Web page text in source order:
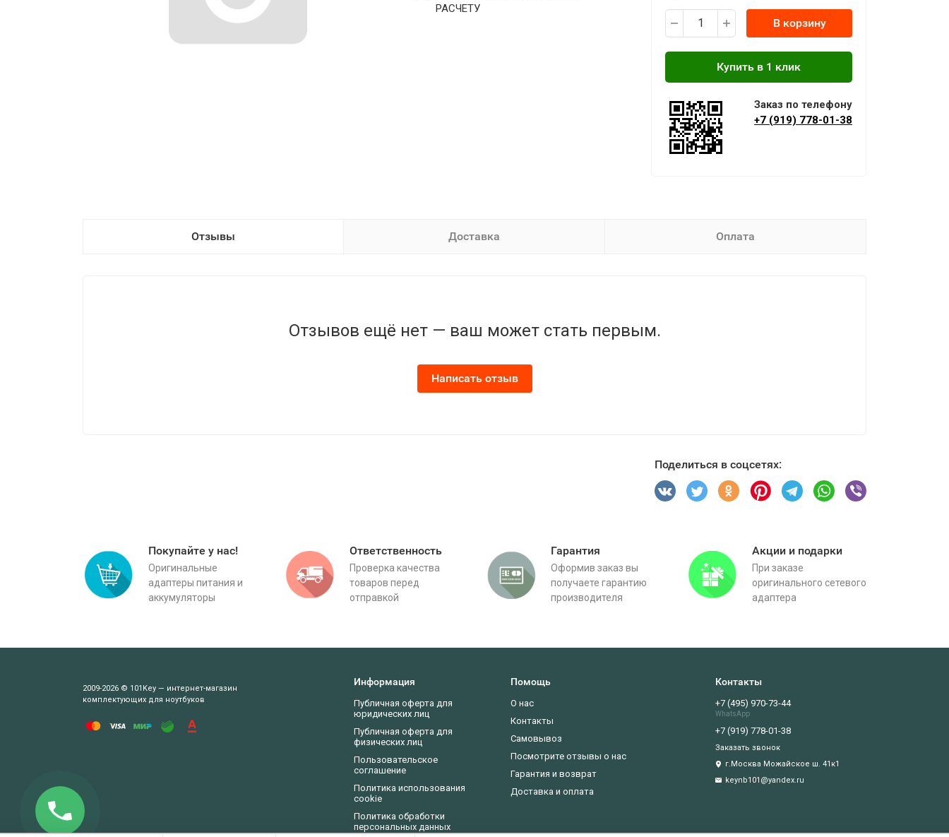
РАСЧЕТУ
В корзину
Заказ по телефону
+7 (919) 778-01-38
Отзывы Доставка Оплата
Отзывов ещё нет — ваш может стать первым.
Написать отзыв
Поделиться в соцсетях:
Покупайте у нас!
Оригинальные
адаптеры питания и
аккумуляторы
Ответственность
Проверка качества
товаров перед
отправкой
Гарантия
Оформив заказ вы
получаете гарантию
производителя
Акции и подарки
При заказе
оригинального сетевого
адаптера
2009-2026 © 101Key — интернет-магазин
комплектующих для ноутбуков
Информация
Публичная оферта для
юридических лиц
Публичная оферта для
физических лиц
Пользовательское
соглашение
Политика использования
cookie
Политика обработки
персональных данных
Помощь
О нас
Контакты
Самовывоз
Посмотрите отзывы о нас
Гарантия и возврат
Доставка и оплата
Контакты
+7 (495) 970-73-44
WhatsApp
+7 (919) 778-01-38
Заказать звонок
г.Москва Можайское ш. 41к1
keynb101@yandex.ru